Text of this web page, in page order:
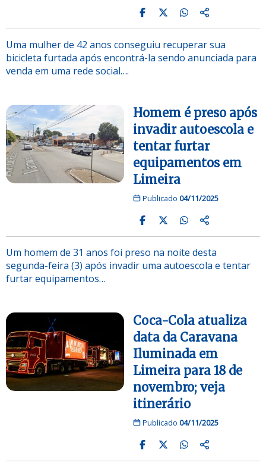
Uma mulher de 42 anos conseguiu recuperar sua
bicicleta furtada após encontrá-la sendo anunciada para
venda em uma rede social….
Homem é preso após
invadir autoescola e
tentar furtar
equipamentos em
Limeira
Publicado 04/11/2025
Um homem de 31 anos foi preso na noite desta
segunda-feira (3) após invadir uma autoescola e tentar
furtar equipamentos…
Coca-Cola atualiza
data da Caravana
Iluminada em
Limeira para 18 de
novembro; veja
itinerário
Publicado 04/11/2025